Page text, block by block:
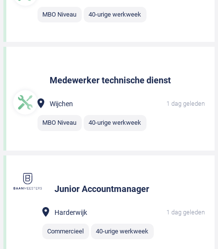
MBO Niveau 40-urige werkweek
Medewerker technische dienst
Wijchen 1 dag geleden
MBO Niveau 40-urige werkweek
Junior Accountmanager
Harderwijk 1 dag geleden
Commercieel 40-urige werkweek